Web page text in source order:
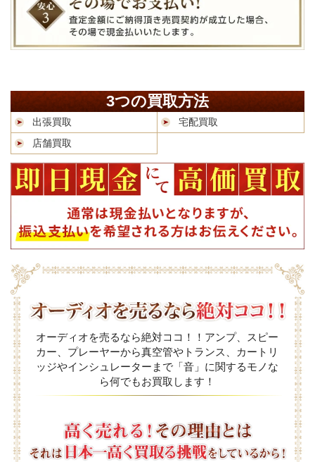
3つの買取方法
出張買取
宅配買取
店舗買取
オーディオを売るなら絶対ココ！！アンプ、スピー
カー、プレーヤーから真空管やトランス、カートリ
ッジやインシュレーターまで「音」に関するモノな
ら何でもお買取します！